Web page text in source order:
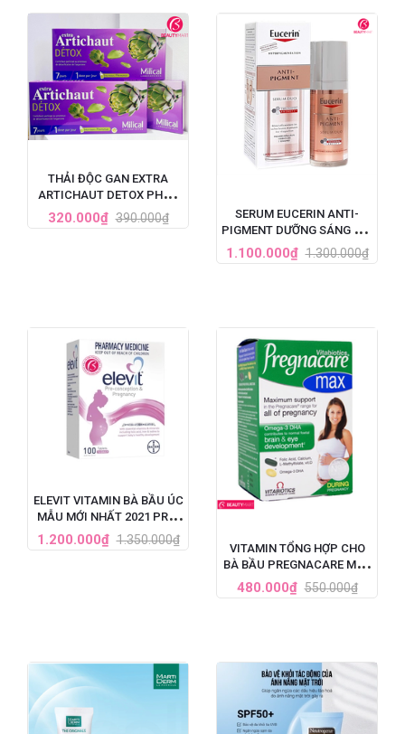
THẢI ĐỘC GAN EXTRA
ARTICHAUT DETOX PHÁP
LIỆU TRÌNH 7 NGÀY
320.000₫ 390.000₫
SERUM EUCERIN ANTI-
PIGMENT DƯỠNG SÁNG DA,
TRỊ NÁM TÀN NHANG 30ML
1.100.000₫ 1.300.000₫
ELEVIT VITAMIN BÀ BẦU ÚC
MẪU MỚI NHẤT 2021 PRE-
CONCEPTION &
PREGNANCY (100V)
1.200.000₫ 1.350.000₫
VITAMIN TỔNG HỢP CHO
BÀ BẦU PREGNACARE MAX
84 VIÊN CỦA ANH
480.000₫ 550.000₫